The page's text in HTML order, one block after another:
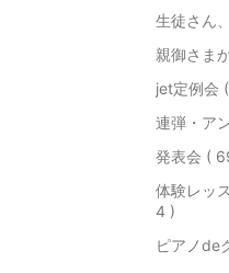
生徒さん
親御さま
jet定例会
連弾・ア
発表会 (
体験レッ
4 )
ピアノde